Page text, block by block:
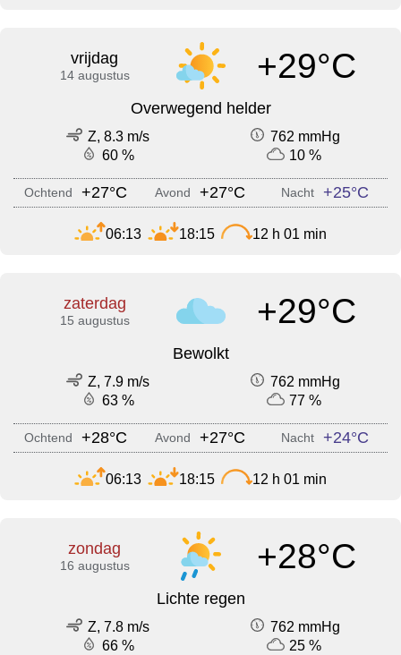
vrijdag
14 augustus +29°C
Overwegend helder
Z, 8.3 m/s
762 mmHg
60 %
10 %
Ochtend +27°C Avond +27°C Nacht +25°C
06:13 18:15 12 h 01 min
zaterdag
15 augustus +29°C
Bewolkt
Z, 7.9 m/s
762 mmHg
63 %
77 %
Ochtend +28°C Avond +27°C Nacht +24°C
06:13 18:15 12 h 01 min
zondag
16 augustus +28°C
Lichte regen
Z, 7.8 m/s
762 mmHg
66 %
25 %